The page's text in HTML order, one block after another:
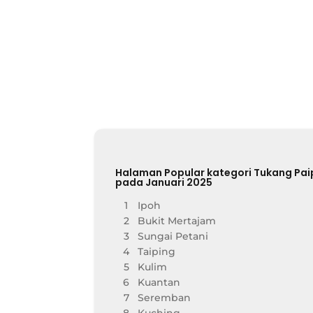
Halaman Popular kategori Tukang
pada Januari 2025
1
Ipoh
2
Bukit Mertajam
3
Sungai Petani
4
Taiping
5
Kulim
6
Kuantan
7
Seremban